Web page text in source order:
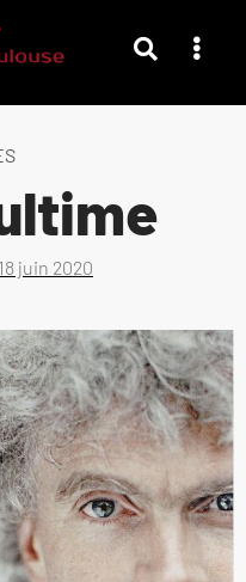
18 juin 2020